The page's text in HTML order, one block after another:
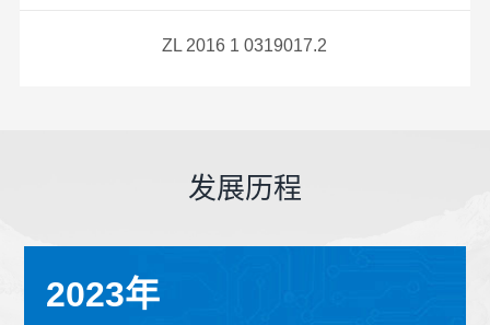
ZL 2016 1 0319017.2
发展历程
2023年